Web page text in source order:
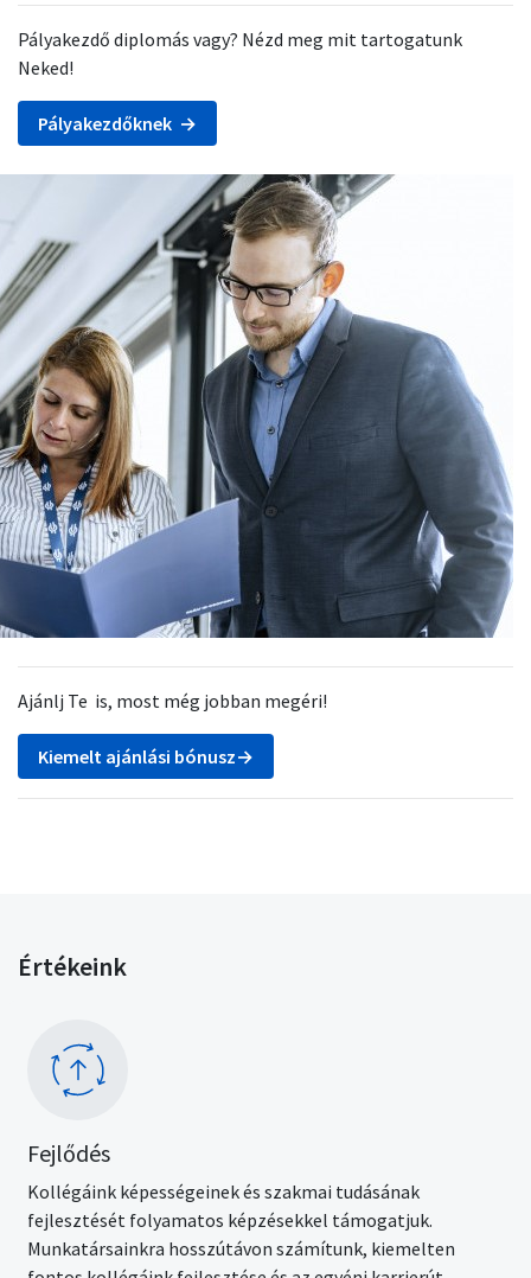
Pályakezdő diplomás vagy? Nézd meg mit tartogatunk
Neked!
Pályakezdőknek →
Ajánlj Te is, most még jobban megéri!
Kiemelt ajánlási bónusz→
Értékeink
Fejlődés
Kollégáink képességeinek és szakmai tudásának
fejlesztését folyamatos képzésekkel támogatjuk.
Munkatársainkra hosszútávon számítunk, kiemelten